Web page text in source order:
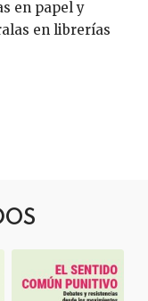
en papel y
en librerías